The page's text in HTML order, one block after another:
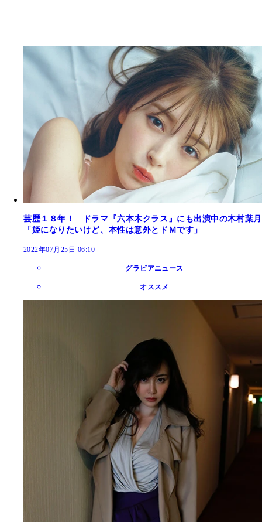
芸歴１８年！ ドラマ『六本木クラス』にも出演中の木村葉月
「姫になりたいけど、本性は意外とドＭです」
2022年07月25日 06:10
グラビアニュース
オススメ